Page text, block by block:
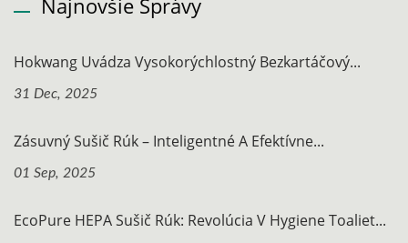
Hokwang Uvádza Vysokorýchlostný Bezkartáčový...
31 Dec, 2025
Zásuvný Sušič Rúk – Inteligentné A Efektívne...
01 Sep, 2025
EcoPure HEPA Sušič Rúk: Revolúcia V Hygiene Toaliet...